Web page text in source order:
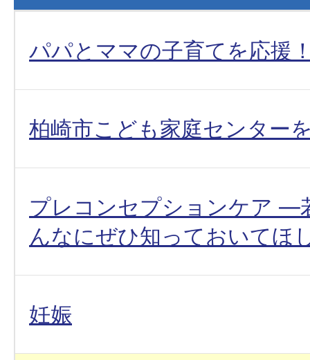
パパとママの子育てを応援
柏崎市こども家庭センター
プレコンセプションケア ―
んなにぜひ知っておいてほ
妊娠